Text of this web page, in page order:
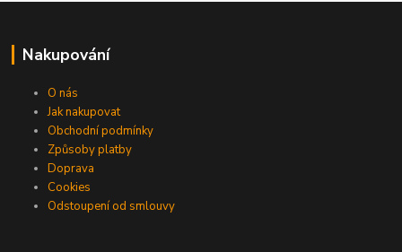
Nakupování
O nás
Jak nakupovat
Obchodní podmínky
Způsoby platby
Doprava
Cookies
Odstoupení od smlouvy